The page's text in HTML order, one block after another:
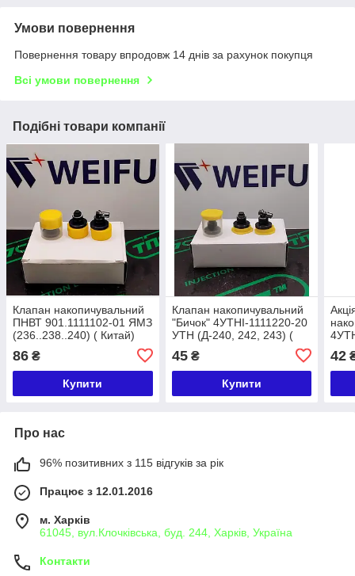
Умови повернення
Повернення товару впродовж 14 днів за рахунок покупця
Всі умови повернення
Подібні товари компанії
Клапан накопичувальний
ПНВТ 901.1111102-01 ЯМЗ
(236..238..240) ( Китай)
86 ₴
Купити
Клапан накопичувальний
"Бичок" 4УТНІ-1111220-20
УТН (Д-240, 242, 243) (
45₴
Купити
42
Про нас
96% позитивних з 115 відгуків за рік
Працює з 12.01.2016
м. Харків
61045, вул.Клочківська, буд. 244, Харків, Україна
Контакти